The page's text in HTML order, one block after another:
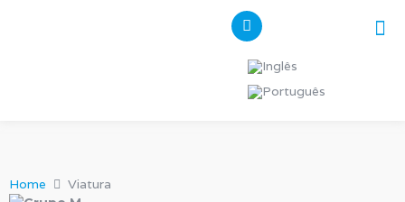
Home Viatura